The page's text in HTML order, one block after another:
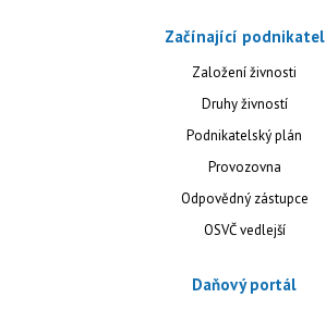
Začínající podnikatel
Založení živnosti
Druhy živností
Podnikatelský plán
Provozovna
Odpovědný zástupce
OSVČ vedlejší
Daňový portál